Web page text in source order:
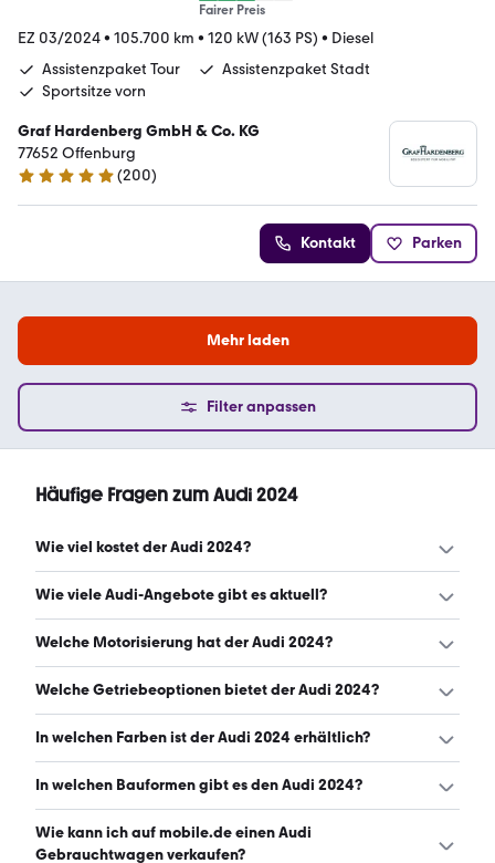
Fairer Preis
EZ 03/2024• 105.700 km • 120 kW (163 PS) • Diesel
Assistenzpaket Tour
Assistenzpaket Stadt
Sportsitze vorn
Graf Hardenberg GmbH & Co. KG
77652 Offenburg
4.8 Sterne
(200)
Kontakt Parken
Mehr laden
Filter anpassen
Häufige Fragen zum Audi 2024
Wie viel kostet der Audi 2024?
Ein guter Preis für einen Audi 2024 liegt zwischen 32.013 €
monatlich. (Stand: 8.8.2026)
Wie viele Audi-Angebote gibt es aktuell?
Es gibt insgesamt 5.963 Audi bei mobile.de, davon 5.963
Welche Motorisierung hat der Audi 2024?
Der Audi 2024 hat Leistungen zwischen 116 und 527 PS.
Welche Getriebeoptionen bietet der Audi 2024?
Der Audi 2024 ist mit automatischem, manuellem und
8.8.2026)
In welchen Farben ist der Audi 2024 erhältlich?
Den Audi 2024 gibt es in folgenden Farben: schwarz,
gold und orange. Die häufigste Farbe ist schwarz. (Stand:
8.8.2026)
In welchen Bauformen gibt es den Audi 2024?
Den Audi 2024 gibt es in folgenden Bauformen: SUV,
Kombi, Limousine, Cabrio, Sportwagen/Coupé und
Wie kann ich auf mobile.de einen Audi
Gebrauchtwagen verkaufen?